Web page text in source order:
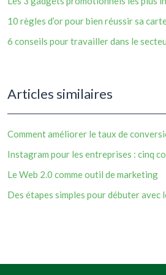
10 règles d’or pour bien réussir sa
6 conseils pour travailler dans le
Articles similaires
Comment améliorer le taux de
Instagram pour les entreprises : cinq
Le Web 2.0 comme outil de marketing
Des étapes simples pour débuter avec